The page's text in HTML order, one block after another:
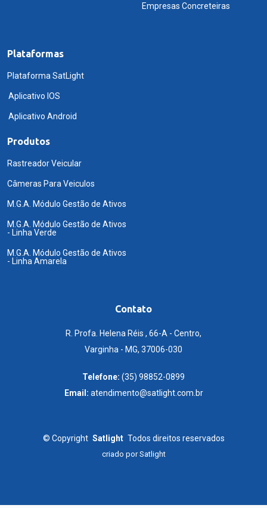
Empresas Concreteiras
Plataformas
Plataforma SatLight
Aplicativo IOS
Aplicativo Android
Produtos
Rastreador Veicular
Câmeras Para Veiculos
M.G.A. Módulo Gestão de Ativos
M.G.A. Módulo Gestão de Ativos
- Linha Verde
M.G.A. Módulo Gestão de Ativos
- Linha Amarela
Contato
R. Profa. Helena Réis , 66-A - Centro,
Varginha - MG, 37006-030
Telefone: (35) 98852-0899
Email: atendimento@satlight.com.br
© Copyright Satlight Todos direitos reservados
criado porSatlight